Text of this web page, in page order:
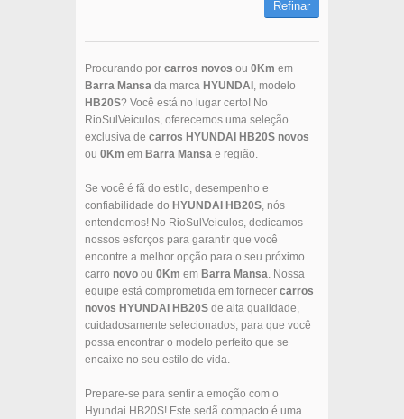
Refinar
Procurando por carros novos ou 0Km em
Barra Mansa da marca HYUNDAI , modelo
HB20S? Você está no lugar certo! No
RioSulVeiculos, oferecemos uma seleção
exclusiva de carros HYUNDAI HB20S novos
ou 0Km em Barra Mansa e região.
Se você é fã do estilo, desempenho e
confiabilidade do HYUNDAI HB20S, nós
entendemos! No RioSulVeiculos, dedicamos
nossos esforços para garantir que você
encontre a melhor opção para o seu próximo
carro novo ou 0Km em Barra Mansa. Nossa
equipe está comprometida em fornecer carros
novos HYUNDAI HB20S de alta qualidade,
cuidadosamente selecionados, para que você
possa encontrar o modelo perfeito que se
encaixe no seu estilo de vida.
Prepare-se para sentir a emoção com o
Hyundai HB20S! Este sedã compacto é uma